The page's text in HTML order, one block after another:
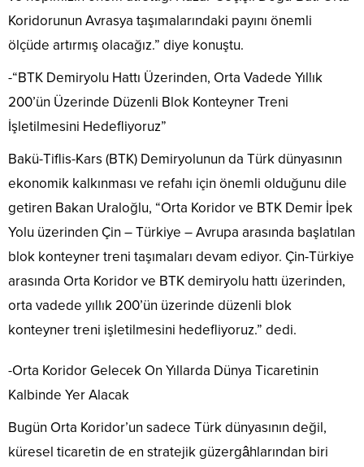
Koridorunun Avrasya taşımalarındaki payını önemli
ölçüde artırmış olacağız.” diye konuştu.
-“BTK Demiryolu Hattı Üzerinden, Orta Vadede Yıllık
200’ün Üzerinde Düzenli Blok Konteyner Treni
İşletilmesini Hedefliyoruz”
Bakü-Tiflis-Kars (BTK) Demiryolunun da Türk dünyasının
ekonomik kalkınması ve refahı için önemli olduğunu dile
getiren Bakan Uraloğlu, “Orta Koridor ve BTK Demir İpek
Yolu üzerinden Çin – Türkiye – Avrupa arasında başlatılan
blok konteyner treni taşımaları devam ediyor. Çin-Türkiye
arasında Orta Koridor ve BTK demiryolu hattı üzerinden,
orta vadede yıllık 200’ün üzerinde düzenli blok
konteyner treni işletilmesini hedefliyoruz.” dedi.
-Orta Koridor Gelecek On Yıllarda Dünya Ticaretinin
Kalbinde Yer Alacak
Bugün Orta Koridor’un sadece Türk dünyasının değil,
küresel ticaretin de en stratejik güzergâhlarından biri